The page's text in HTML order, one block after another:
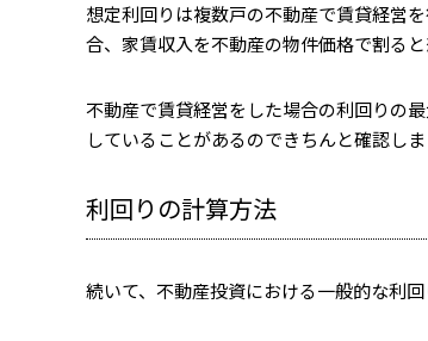
想定利回りは複数戸の不動産で賃貸経営
合、家賃収入を不動産の物件価格で割ると
不動産で賃貸経営をした場合の利回りの
していることがあるのできちんと確認しま
利回りの計算方法
続いて、不動産投資における一般的な利回